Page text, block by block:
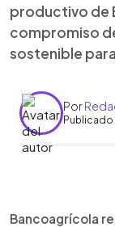
productivo de
compromiso
sostenible
Por
Bancoagrícola